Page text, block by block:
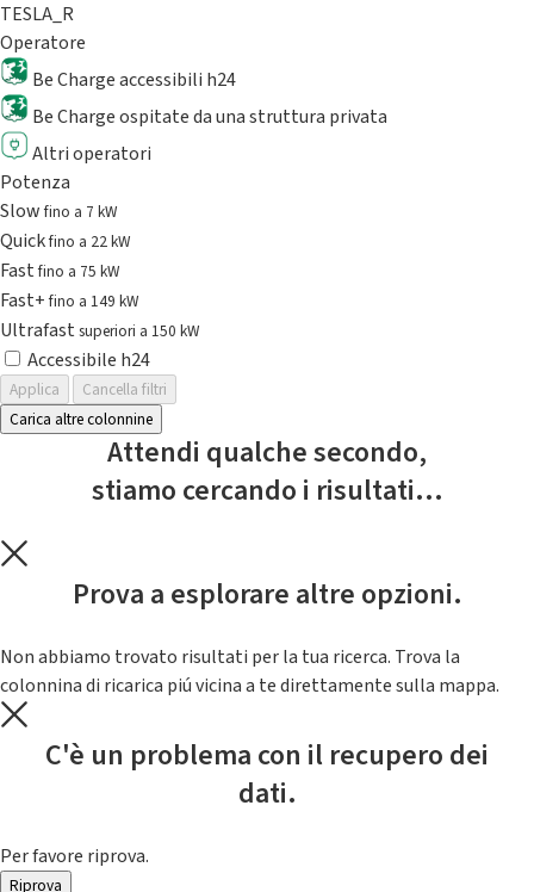
TESLA_R
Operatore
Be Charge accessibili h24
Be Charge ospitate da una struttura privata
Altri operatori
Potenza
Slowfino a 7 kW
Quickfino a 22 kW
Fastfino a 75 kW
Fast+fino a 149 kW
Ultrafast superiori a 150 kW
Accessibile h24
Applica
Cancella filtri
Carica altre colonnine
Attendi qualche secondo,
stiamo cercando i risultati...
Prova a esplorare altre opzioni.
Non abbiamo trovato risultati per la tua ricerca. Trova la
colonnina di ricarica piú vicina a te direttamente sulla mappa.
C'è un problema con il recupero dei
dati.
Per favore riprova.
Riprova